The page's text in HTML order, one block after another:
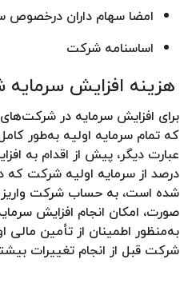
امضا سهام داران درخصوص
اساسنامه شرکت
هزینه افزایش
برای افزایش سرمایه در
که تمام سرمایه اولیه به‌طور
درصد از سرمایه اولیه شرکت
شده است، به حساب شرکت واریز
صورت، امکان انجام افزایش
به‌منظور اطمینان از تأمین
شرکت قبل از انجام تغییرات